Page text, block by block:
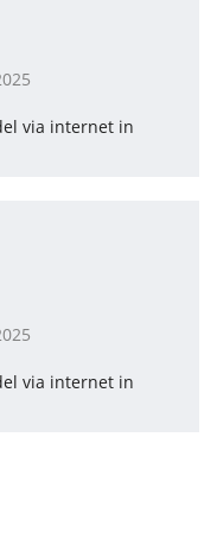
via internet in
via internet in